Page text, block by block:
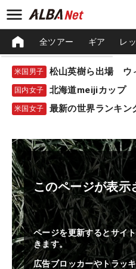
全ツアー ギア レ
米国男子
国内女子 北海道meijiカップ
米国女子 最新の世界ランキン
このページが表示
ページを更新するとサイ
きます。
広告ブロッカーやトラッ